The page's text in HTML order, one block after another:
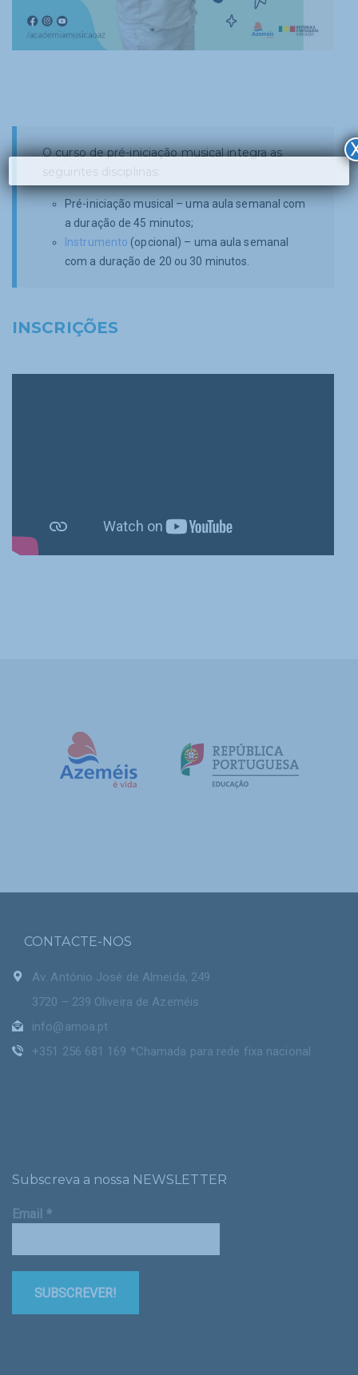
O curso de pré-iniciação musical integra as
seguintes disciplinas:
Pré-iniciação musical – uma aula semanal com
a duração de 45 minutos;
Instrumento (opcional) – uma aula semanal
com a duração de 20 ou 30 minutos.
INSCRIÇÕES
CONTACTE-NOS
Av. António José de Almeida, 249
3720 – 239 Oliveira de Azeméis
info@amoa.pt
+351 256 681 169 *Chamada para rede fixa nacional
Subscreva a nossa NEWSLETTER
Email *